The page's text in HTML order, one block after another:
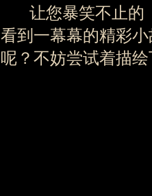
让您暴笑不止的
看到一幕幕的精彩
呢？不妨尝试着描